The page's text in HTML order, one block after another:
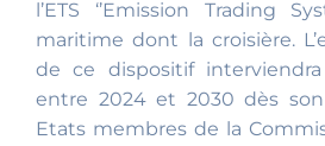
l’ETS ‘’Emission Trading
maritime dont la croisière.
de ce dispositif
entre 2024 et 2030 dès
Etats membres de la